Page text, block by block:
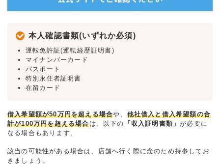
本人確認書類(いずれか必須)
運転免許証(運転経歴証明書)
マイナンバーカード
パスポート
特別永住者証明書
在留カード
借入希望額が50万円を超える場合や、 他社借入と借入希望額の合
計が100万円を超える場合は、以下の 「収入証明書類」が必要に
なる場合もあります。
該当の可能性がある場合は、店舗へ行く際に念のため持参してお
きましょう。